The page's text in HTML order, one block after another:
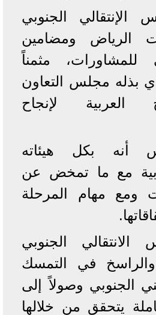
الجنوبي
الرياض ومضامين
للمشاورات، مثمناً
بذله مجلس التعاون
العربية لإنجاح
أنه بكل هيئاته
مع ما تمخض عن
ومع مهام المرحلة
الجنوبي
والراسخ في التمسك
الجنوبي وصولاً إلى
يتحقق من خلالها